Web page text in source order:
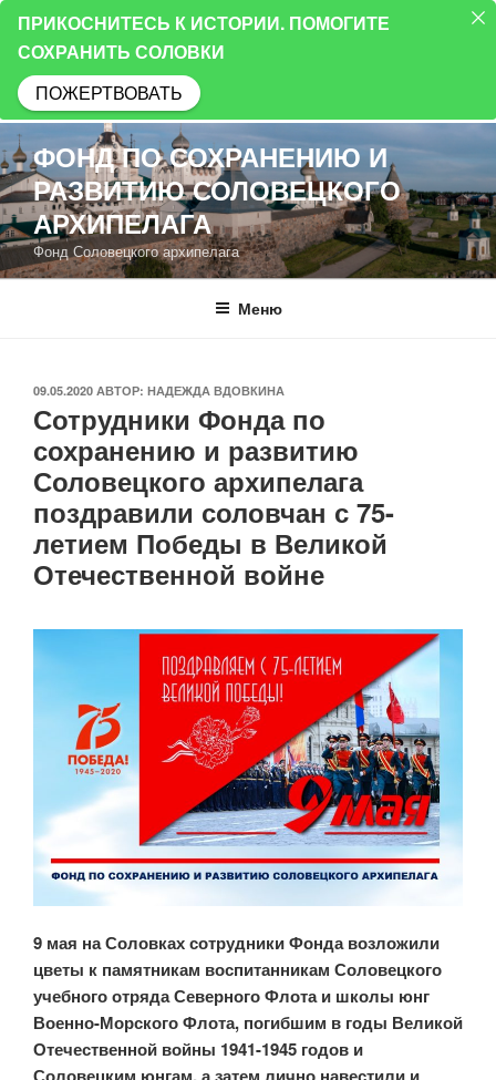
Перейти
к
содержимому
ФОНД ПО СОХРАНЕНИЮ И
РАЗВИТИЮ СОЛОВЕЦКОГО
АРХИПЕЛАГА
Фонд Соловецкого архипелага
Меню
ОПУБЛИКОВАНО
09.05.2020 АВТОР: НАДЕЖДА ВДОВКИНА
Сотрудники Фонда по
сохранению и развитию
Соловецкого архипелага
поздравили соловчан с 75-
летием Победы в Великой
Отечественной войне
9 мая на Соловках сотрудники Фонда возложили
цветы к памятникам воспитанникам Соловецкого
учебного отряда Северного Флота и школы юнг
Военно-Морского Флота, погибшим в годы Великой
Отечественной войны 1941-1945 годов и
ПРИКОСНИТЕСЬ К ИСТОРИИ. ПОМОГИТЕ
СОХРАНИТЬ СОЛОВКИ
ПОЖЕРТВОВАТЬ